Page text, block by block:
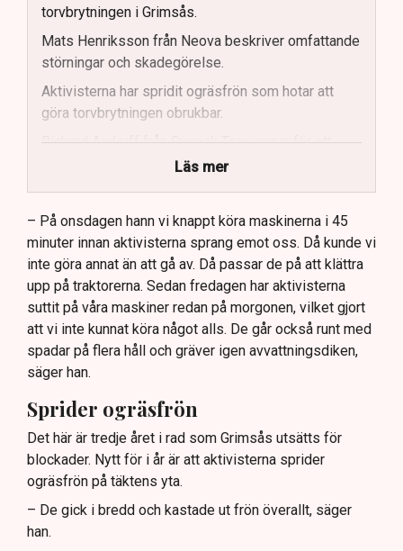
torvbrytningen i Grimsås.
Mats Henriksson från Neova beskriver omfattande
störningar och skadegörelse.
Aktivisterna har spridit ogräsfrön som hotar att
göra torvbrytningen obrukbar.
Rickard Axdorff från Svensk Torv varnar för ett
stort ekonomiskt sabotage.
Dialogpolisen på plats står maktlös inför
aktivisternas handlingar.
Frågor kvarstår om finansiering av illegal aktivism.
Läs mer
– På onsdagen hann vi knappt köra maskinerna i 45
minuter innan aktivisterna sprang emot oss. Då kunde vi
inte göra annat än att gå av. Då passar de på att klättra
upp på traktorerna. Sedan fredagen har aktivisterna
suttit på våra maskiner redan på morgonen, vilket gjort
att vi inte kunnat köra något alls. De går också runt med
spadar på flera håll och gräver igen avvattningsdiken,
säger han.
Sprider ogräsfrön
Det här är tredje året i rad som Grimsås utsätts för
blockader. Nytt för i år är att aktivisterna sprider
ogräsfrön på täktens yta.
– De gick i bredd och kastade ut frön överallt, säger
han.